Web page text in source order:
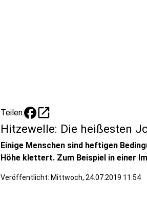
Teilen: open_in_new
Hitzewelle: Die heißesten
Einige Menschen sind heftigen
Höhe klettert. Zum Beispiel in einer
Veröffentlicht: Mittwoch, 24.07.2019 11:54